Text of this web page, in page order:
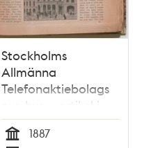
Stockholms
Allmänna
Telefonaktiebolags
nya hus – artikel i
Teknisk Tidskrift 1887
1887